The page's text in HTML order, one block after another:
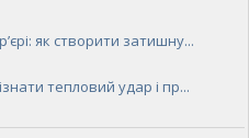
як створити затишну...
тепловий удар і пр...